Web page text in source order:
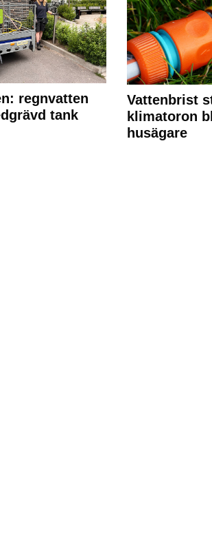
regnvatten
tank
Vattenbrist
klimatoron
husägare